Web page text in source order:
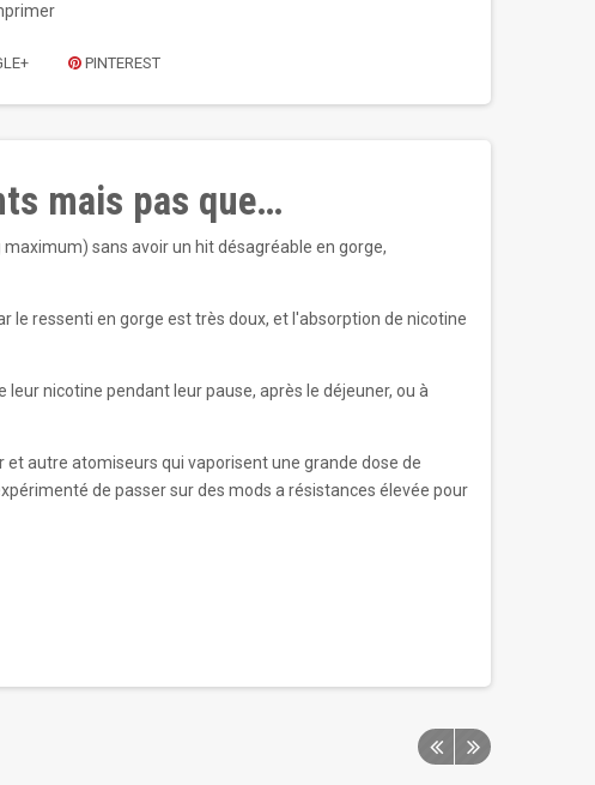
PINTEREST
mais pas que…
sans avoir un hit désagréable en gorge,
le ressenti en gorge est très doux, et l'absorption de nicotine
nicotine pendant leur pause, après le déjeuner, ou à
et autre atomiseurs qui vaporisent une grande dose de
de passer sur des mods a résistances élevée pour